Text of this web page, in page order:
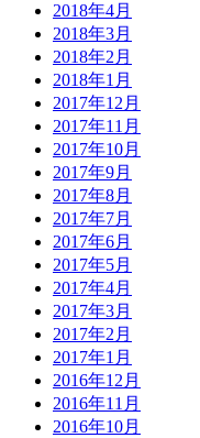
2018年4月
2018年3月
2018年2月
2018年1月
2017年12月
2017年11月
2017年10月
2017年9月
2017年8月
2017年7月
2017年6月
2017年5月
2017年4月
2017年3月
2017年2月
2017年1月
2016年12月
2016年11月
2016年10月